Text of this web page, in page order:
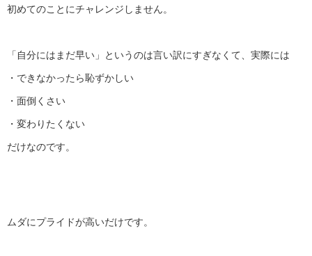
初めてのことにチャレンジしません。
「自分にはまだ早い」というのは言い訳にすぎなくて、実際には
・できなかったら恥ずかしい
・面倒くさい
・変わりたくない
だけなのです。
ムダにプライドが高いだけです。